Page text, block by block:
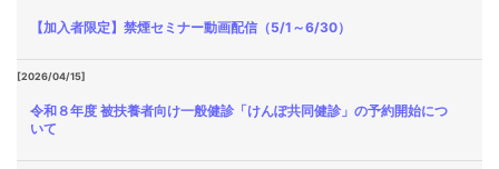
【加入者限定】禁煙セミナー動画配信（5/1～6/30）
[2026/04/15]
令和８年度 被扶養者向け一般健診「けんぽ共同健診」の予約開始につ
いて